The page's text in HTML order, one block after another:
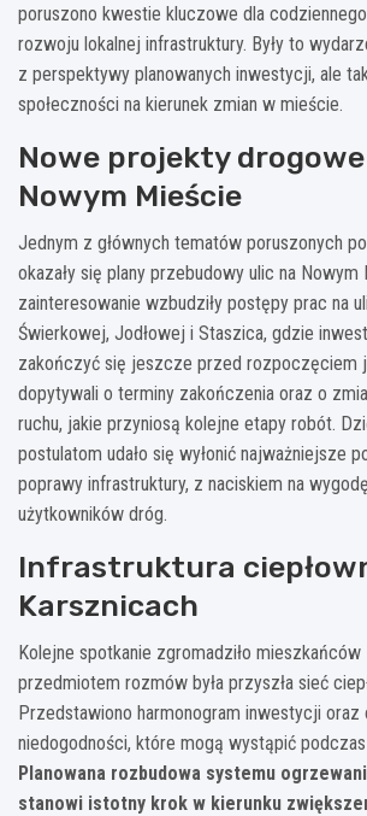
poruszono kwestie kluczowe dla
rozwoju lokalnej infrastruktury. Były to
z perspektywy planowanych inwestycji, ale
społeczności na kierunek zmian w mieście.
Nowe projekty
Nowym Mieście
Jednym z głównych tematów poruszonych
okazały się plany przebudowy ulic na
zainteresowanie wzbudziły postępy prac na
Świerkowej, Jodłowej i Staszica, gdzie
zakończyć się jeszcze przed rozpoczęciem
dopytywali o terminy zakończenia oraz o
ruchu, jakie przyniosą kolejne etapy robót.
postulatom udało się wyłonić najważniejsze
poprawy infrastruktury, z naciskiem na
użytkowników dróg.
Infrastruktura
Karsznicach
Kolejne spotkanie zgromadziło
przedmiotem rozmów była przyszła sieć
Przedstawiono harmonogram inwestycji oraz
niedogodności, które mogą wystąpić
Planowana rozbudowa systemu
stanowi istotny krok w kierunku